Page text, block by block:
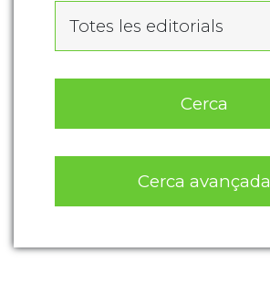
Totes les editorials
Cerca
Cerca avançada